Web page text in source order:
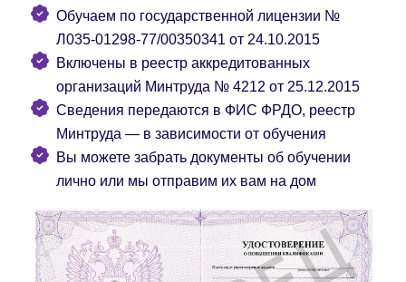
Обучаем по государственной лицензии №
Л035-01298-77/00350341 от 24.10.2015
Включены в реестр аккредитованных
организаций Минтруда № 4212 от 25.12.2015
Сведения передаются в ФИС ФРДО, реестр
Минтруда — в зависимости от обучения
Вы можете забрать документы об обучении
лично или мы отправим их вам на дом